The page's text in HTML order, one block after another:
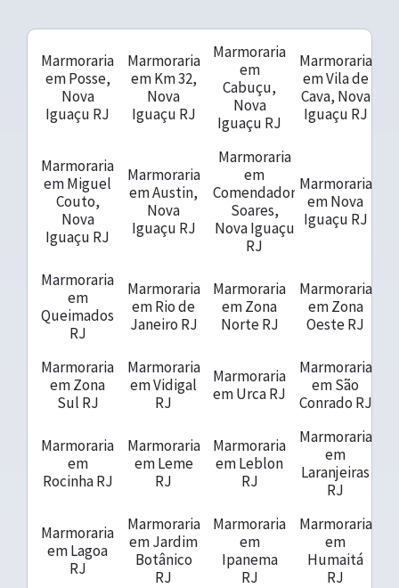
Marmoraria
em Posse,
Nova
Iguaçu RJ
Marmoraria
em Km 32,
Nova
Iguaçu RJ
Marmoraria
em
Cabuçu,
Nova
Iguaçu RJ
Marmoraria
em Vila de
Cava, Nova
Iguaçu RJ
Marmoraria
em Miguel
Couto,
Nova
Iguaçu RJ
Marmoraria
em Austin,
Nova
Iguaçu RJ
Marmoraria
em
Comendador
Soares,
Nova Iguaçu
RJ
Marmoraria
em Nova
Iguaçu RJ
Marmoraria
em
Queimados
RJ
Marmoraria
em Rio de
Janeiro RJ
Marmoraria
em Zona
Norte RJ
Marmoraria
em Zona
Oeste RJ
Marmoraria
em Zona
Sul RJ
Marmoraria
em Vidigal
RJ
Marmoraria
em Urca RJ
Marmoraria
em São
Conrado RJ
Marmoraria
em
Rocinha RJ
Marmoraria
em Leme
RJ
Marmoraria
em Leblon
RJ
Marmoraria
em
Laranjeiras
RJ
Marmoraria
em Lagoa
RJ
Marmoraria
em Jardim
Botânico
RJ
Marmoraria
em
Ipanema
RJ
Marmoraria
em
Humaitá
RJ